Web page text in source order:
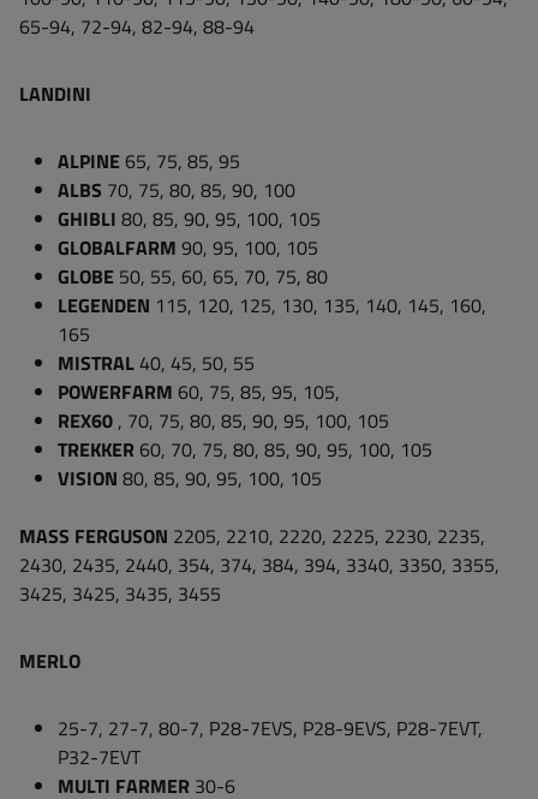
65-94, 72-94, 82-94, 88-94
LANDINI
ALPINE 65, 75, 85, 95
ALBS 70, 75, 80, 85, 90, 100
GHIBLI 80, 85, 90, 95, 100, 105
GLOBALFARM 90, 95, 100, 105
GLOBE 50, 55, 60, 65, 70, 75, 80
LEGENDEN 115, 120, 125, 130, 135, 140, 145, 160,
165
MISTRAL40, 45, 50, 55
POWERFARM 60, 75, 85, 95, 105,
REX60 , 70, 75, 80, 85, 90, 95, 100, 105
TREKKER 60, 70, 75, 80, 85, 90, 95, 100, 105
VISION 80, 85, 90, 95, 100, 105
MASS FERGUSON 2205, 2210, 2220, 2225, 2230, 2235,
2430, 2435, 2440, 354, 374, 384, 394, 3340, 3350, 3355,
3425, 3425, 3435, 3455
MERLO
25-7, 27-7, 80-7, P28-7EVS, P28-9EVS, P28-7EVT,
P32-7EVT
MULTI FARMER 30-6